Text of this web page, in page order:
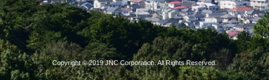
Copyright © 2019 JNC Corporation. All Rights Reserved.